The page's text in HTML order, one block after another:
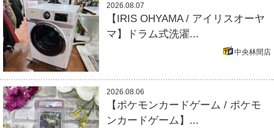
2026.08.07
【IRIS OHYAMA / アイリスオーヤ
マ】ドラム式洗濯...
中央林間店
2026.08.06
【ポケモンカードゲーム / ポケモ
ンカードゲーム】...